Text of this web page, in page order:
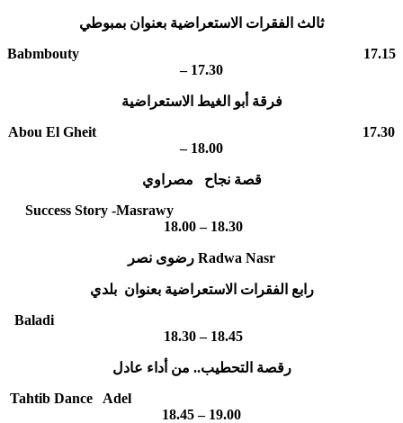
ثالث الفقرات الاستعراضية بعنوان بمبوطي
Babmbouty 17.15
– 17.30
فرقة أبو الغيط الاستعراضية
Abou El Gheit 17.30
– 18.00
قصة نجاح مصراوي
Success Story -Masrawy
18.00 – 18.30
رضوى نصر Radwa Nasr
رابع الفقرات الاستعراضية بعنوان بلدي
Baladi
18.30 – 18.45
رقصة التحطيب.. من أداء عادل
Tahtib Dance Adel
18.45 – 19.00